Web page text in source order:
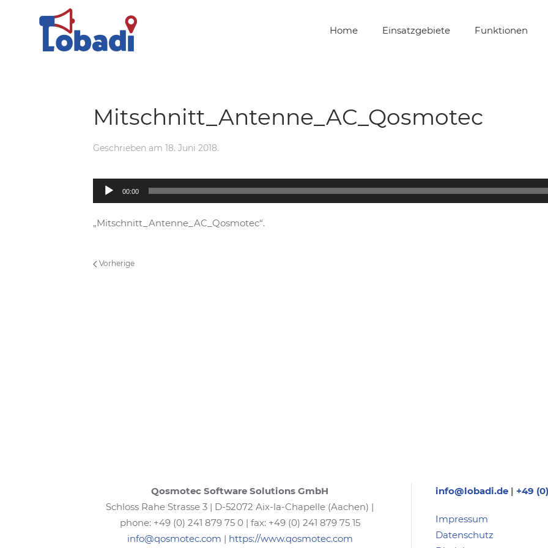
Home Einsatzgebiete Funktionen
Mitschnitt_Antenne_AC_Qosmotec
Geschrieben am 18. Juni 2018.
Audio-
Player
00:00
„Mitschnitt_Antenne_AC_Qosmotec“.
Vorherige
Qosmotec Software Solutions GmbH
Schloss Rahe Strasse 3 | D-52072 Aix-la-Chapelle (Aachen) |
phone: +49 (0) 241 879 75 0 | fax: +49 (0) 241 879 75 15
info@qosmotec.com | https://www.qosmotec.com
info@lobadi.de | +49
Impressum
Datenschutz